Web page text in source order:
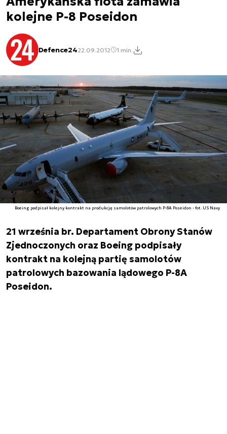
kolejne P-8 Poseidon
Defence2422.09.2012 1 min.
Boeing podpisał kolejny kontrakt na produkcję samolotów patrolowych P-8A Poseidon - fot. US Navy
21 września br. Departament Obrony Stanów
Zjednoczonych oraz Boeing podpisały
kontrakt na kolejną partię samolotów
patrolowych bazowania lądowego P-8A
Poseidon.